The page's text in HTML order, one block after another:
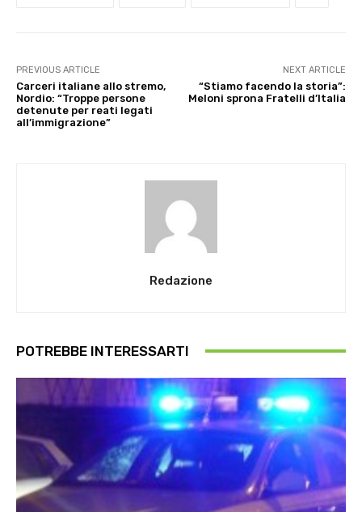
PREVIOUS ARTICLE
Carceri italiane allo stremo,
Nordio: “Troppe persone
detenute per reati legati
all’immigrazione”
NEXT ARTICLE
“Stiamo facendo la storia”:
Meloni sprona Fratelli d’Italia
Redazione
POTREBBE INTERESSARTI